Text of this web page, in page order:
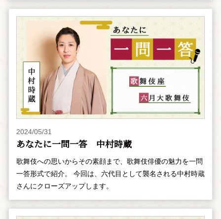
2024/05/31
あなたに一問一答 中村時蔵
歌舞伎への思いからその素顔まで、歌舞伎俳優の魅力を一問
一答形式で紹介。 今回は、六代目として襲名される中村時蔵
さんにクローズアップします。